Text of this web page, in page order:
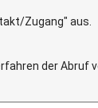
Zugang" aus.
der Abruf